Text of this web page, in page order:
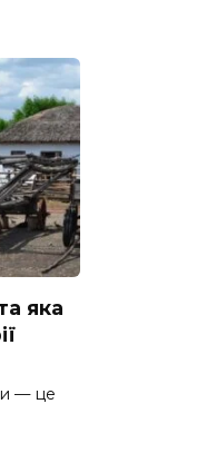
яка
— це